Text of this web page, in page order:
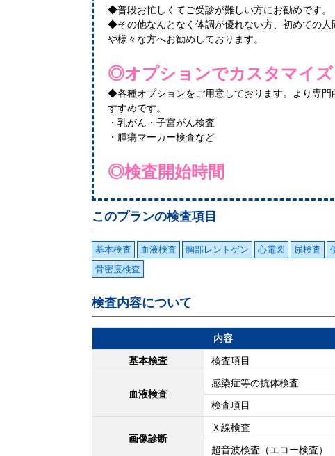
◆普段お忙しくてご受診が難しい方にお勧めです。
◆その他なんとなく体調が優れない方、初めての人
や様々な方へお勧めしております。
◎オプションでカスタマイズ
◆各種オプションをご用意しております。より専門
すすめです。
・乳がん・子宮がん検査
・腫瘍マーカー検査など
◎検査開始時間
このプランの検査項目
基本検査 血液検査 胸部レントゲン 心電図 尿検査
骨密度検査
検査内容について
内容
基本検査
検査項目
血液検査
感染症等の抗体検査
検査項目
画像診断
Ｘ線検査
超音波検査（エコー検査）